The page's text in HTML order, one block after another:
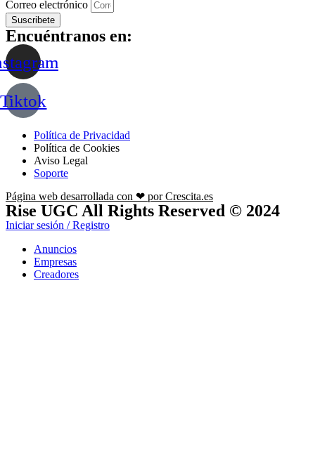
Correo electrónico
Suscribete
Encuéntranos en:
Tiktok
Política de Privacidad
Política de Cookies
Aviso Legal
Soporte
Página web desarrollada con ❤ por Crescita.es
Rise UGC All Rights Reserved © 2024
Iniciar sesión / Registro
Anuncios
Empresas
Creadores